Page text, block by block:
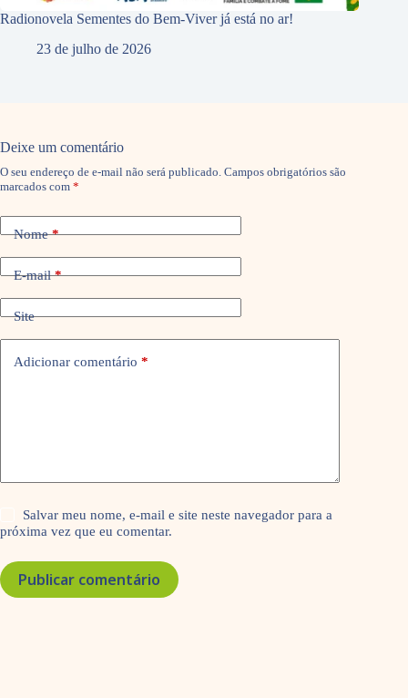
Radionovela Sementes do Bem-Viver já está no ar!
23 de julho de 2026
Deixe um comentário
O seu endereço de e-mail não será publicado. Campos obrigatórios são
marcados com *
Nome*
E-mail*
Site
Adicionar comentário *
Salvar meu nome, e-mail e site neste navegador para a
próxima vez que eu comentar.
Publicar comentário